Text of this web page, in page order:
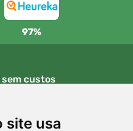
site usa
97%
custos
superiores a 80 EUR